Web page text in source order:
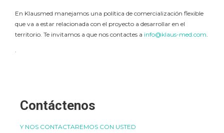
En Klausmed manejamos una política de comercialización flexible
que va a estar relacionada con el proyecto a desarrollar en el
territorio. Te invitamos a que nos contactes a info@klaus-med.com.
.
Contáctenos
Y NOS CONTACTAREMOS CON USTED